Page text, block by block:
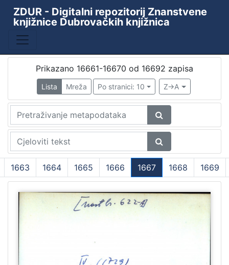
ZDUR - Digitalni repozitorij Znanstvene
knjižnice Dubrovačkih knjižnica
Prikazano 16661-16670 od 16692 zapisa
Lista Mreža Po stranici: 10 Z->A
1663 1664 1665 1666
1667
(current)
1668 1669